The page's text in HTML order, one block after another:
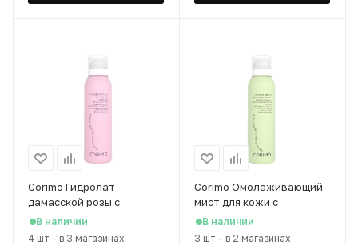
Corimo Гидролат
дамасской розы с
комплексом растит.
экстрактов для кожи и
В наличии
4 шт - в 3 магазинах
Corimo Омолаживающий
мист для кожи с
комплексом гиалур.
кислоты и пептидами, 150
В наличии
3 шт - в 2 магазинах